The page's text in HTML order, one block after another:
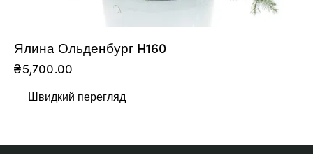
Ялина Ольденбург H160
₴5,700.00
Швидкий перегляд